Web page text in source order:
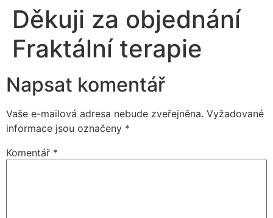
Děkuji za objednání
Fraktální terapie
Napsat komentář
Vaše e-mailová adresa nebude zveřejněna. Vyžadované
informace jsou označeny *
Komentář *